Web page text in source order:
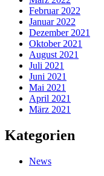
Februar 2022
Januar 2022
Dezember 2021
Oktober 2021
August 2021
Juli 2021
Juni 2021
Mai 2021
April 2021
März 2021
Kategorien
News